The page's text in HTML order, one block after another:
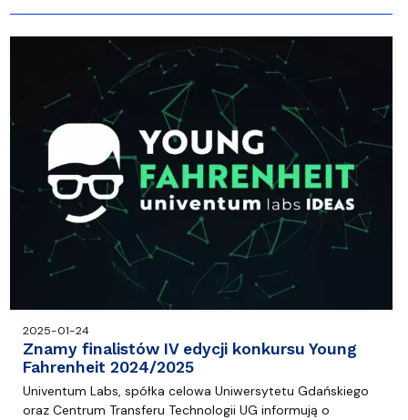
2025-01-24
Znamy finalistów IV edycji konkursu Young
Fahrenheit 2024/2025
Univentum Labs, spółka celowa Uniwersytetu Gdańskiego
oraz Centrum Transferu Technologii UG informują o